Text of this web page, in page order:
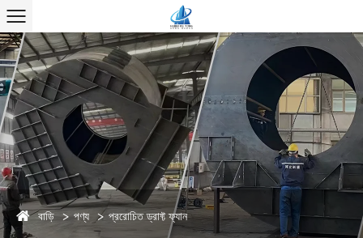
বাড়ি পণ্য প্ররোচিত ড্রাফ্ট ফ্যান